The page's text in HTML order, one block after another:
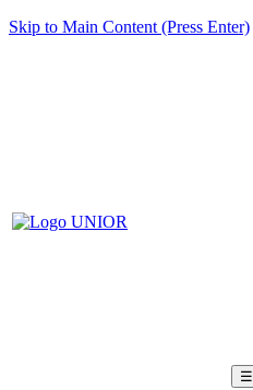
Skip to Main Content (Press Enter)
☰